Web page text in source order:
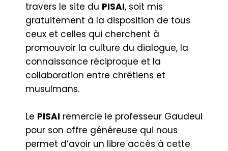
travers le site du PISAI, soit mis
gratuitement à la disposition de tous
ceux et celles qui cherchent à
promouvoir la culture du dialogue, la
connaissance réciproque et la
collaboration entre chrétiens et
musulmans.
Le PISAI remercie le professeur Gaudeul
pour son offre généreuse qui nous
permet d’avoir un libre accès à cette